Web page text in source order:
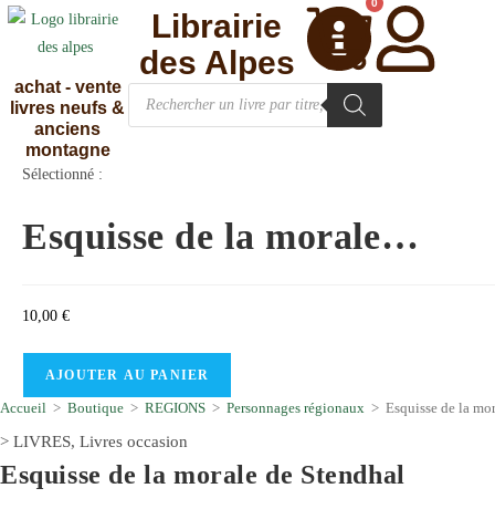
achat - vente
livres neufs &
anciens
montagne
0
Librairie
des Alpes
Sélectionné :
Esquisse de la morale…
10,00 €
AJOUTER AU PANIER
Accueil > Boutique > REGIONS > Personnages régionaux > Esquisse de la
> LIVRES, Livres occasion
Esquisse de la morale de Stendhal